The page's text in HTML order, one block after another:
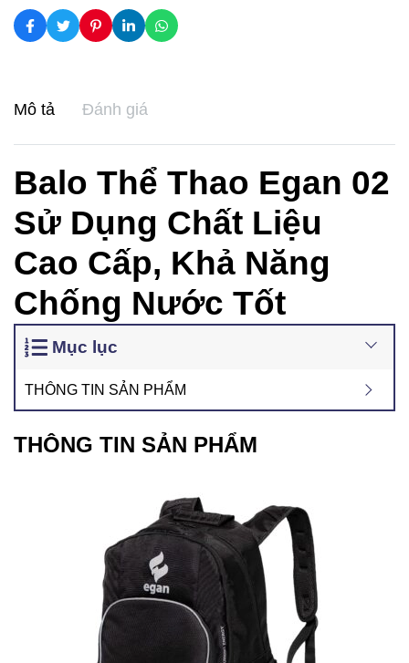
Mô tả Đánh giá
Balo Thể Thao Egan 02
Sử Dụng Chất Liệu
Cao Cấp, Khả Năng
Chống Nước Tốt
Mục lục
THÔNG TIN SẢN PHẨM
THÔNG TIN SẢN PHẨM